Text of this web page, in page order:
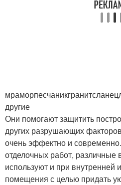
другие
Они помогают защитить
других разрушающих
очень эффектно и
отделочных работ,
используют и при внутренней
помещения с целью придать